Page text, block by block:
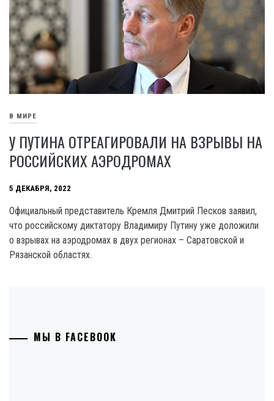
В МИРЕ
У ПУТИНА ОТРЕАГИРОВАЛИ НА ВЗРЫВЫ НА
РОССИЙСКИХ АЭРОДРОМАХ
5 ДЕКАБРЯ, 2022
Официальный представитель Кремля Дмитрий Песков заявил,
что российскому диктатору Владимиру Путину уже доложили
о взрывах на аэродромах в двух регионах – Саратовской и
Рязанской областях.
МЫ В FACEBOOK